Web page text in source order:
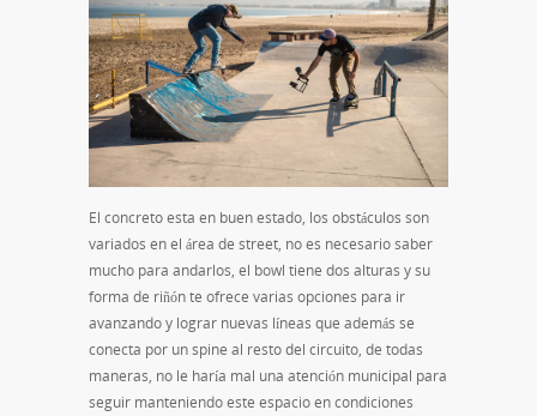
El concreto esta en buen estado, los obstáculos son
variados en el área de street, no es necesario saber
mucho para andarlos, el bowl tiene dos alturas y su
forma de riñón te ofrece varias opciones para ir
avanzando y lograr nuevas líneas que además se
conecta por un spine al resto del circuito, de todas
maneras, no le haría mal una atención municipal para
seguir manteniendo este espacio en condiciones